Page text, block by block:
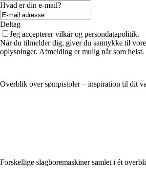
Hvad er din e-mail?
Deltag
Jeg accepterer vilkår og persondatapolitik.
Når du tilmelder dig, giver du samtykke til
oplysninger. Afmelding er mulig når som helst.
Overblik over sømpistoler – inspiration til dit
Forskellige slagboremaskiner samlet i ét